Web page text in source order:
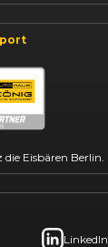
Eisbären Berlin.
LinkedIn